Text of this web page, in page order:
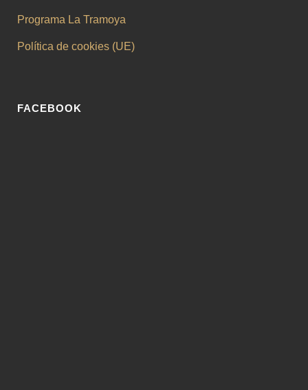
Programa La Tramoya
Política de cookies (UE)
FACEBOOK